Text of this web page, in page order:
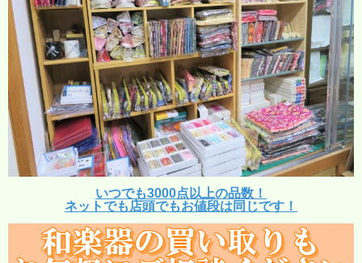
いつでも3000点以上の品数！
ネットでも店頭でもお値段は同じです！